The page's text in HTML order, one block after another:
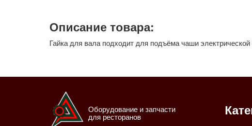
Описание товара:
Гайка для вала подходит для подъёма чаши
Оборудование и запчасти
для ресторанов